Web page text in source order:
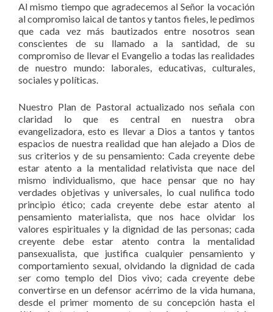
Al mismo tiempo que agradecemos al Señor la vocación
al compromiso laical de tantos y tantos fieles, le pedimos
que cada vez más bautizados entre nosotros sean
conscientes de su llamado a la santidad, de su
compromiso de llevar el Evangelio a todas las realidades
de nuestro mundo: laborales, educativas, culturales,
sociales y políticas.
Nuestro Plan de Pastoral actualizado nos señala con
claridad lo que es central en nuestra obra
evangelizadora, esto es llevar a Dios a tantos y tantos
espacios de nuestra realidad que han alejado a Dios de
sus criterios y de su pensamiento: Cada creyente debe
estar atento a la mentalidad relativista que nace del
mismo individualismo, que hace pensar que no hay
verdades objetivas y universales, lo cual nulifica todo
principio ético; cada creyente debe estar atento al
pensamiento materialista, que nos hace olvidar los
valores espirituales y la dignidad de las personas; cada
creyente debe estar atento contra la mentalidad
pansexualista, que justifica cualquier pensamiento y
comportamiento sexual, olvidando la dignidad de cada
ser como templo del Dios vivo; cada creyente debe
convertirse en un defensor acérrimo de la vida humana,
desde el primer momento de su concepción hasta el